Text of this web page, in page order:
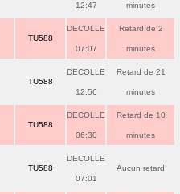
12:47 minutes
TU588
DECOLLE
07:07
Retard de 2
minutes
TU588
DECOLLE
12:56
Retard de 21
minutes
TU588
DECOLLE
06:30
Retard de 10
minutes
TU588
DECOLLE
07:01
Aucun retard